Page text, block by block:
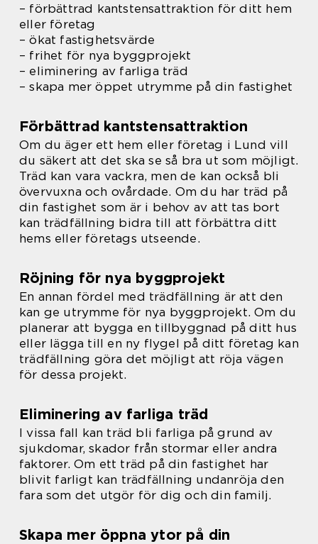
– förbättrad kantstensattraktion för ditt hem
eller företag
– ökat fastighetsvärde
– frihet för nya byggprojekt
– eliminering av farliga träd
– skapa mer öppet utrymme på din fastighet
Förbättrad kantstensattraktion
Om du äger ett hem eller företag i Lund vill
du säkert att det ska se så bra ut som möjligt.
Träd kan vara vackra, men de kan också bli
övervuxna och ovårdade. Om du har träd på
din fastighet som är i behov av att tas bort
kan trädfällning bidra till att förbättra ditt
hems eller företags utseende.
Röjning för nya byggprojekt
En annan fördel med trädfällning är att den
kan ge utrymme för nya byggprojekt. Om du
planerar att bygga en tillbyggnad på ditt hus
eller lägga till en ny flygel på ditt företag kan
trädfällning göra det möjligt att röja vägen
för dessa projekt.
Eliminering av farliga träd
I vissa fall kan träd bli farliga på grund av
sjukdomar, skador från stormar eller andra
faktorer. Om ett träd på din fastighet har
blivit farligt kan trädfällning undanröja den
fara som det utgör för dig och din familj.
Skapa mer öppna ytor på din